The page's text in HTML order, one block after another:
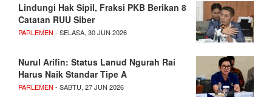
Lindungi Hak Sipil, Fraksi PKB Berikan 8
Catatan RUU Siber
PARLEMEN - SELASA, 30 JUN 2026
Nurul Arifin: Status Lanud Ngurah Rai
Harus Naik Standar Tipe A
PARLEMEN - SABTU, 27 JUN 2026